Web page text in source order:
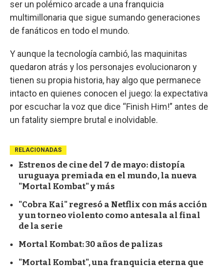
ser un polémico arcade a una franquicia
multimillonaria que sigue sumando generaciones
de fanáticos en todo el mundo.
Y aunque la tecnología cambió, las maquinitas
quedaron atrás y los personajes evolucionaron y
tienen su propia historia, hay algo que permanece
intacto en quienes conocen el juego: la expectativa
por escuchar la voz que dice “Finish Him!” antes de
un fatality siempre brutal e inolvidable.
RELACIONADAS
Estrenos de cine del 7 de mayo: distopía
uruguaya premiada en el mundo, la nueva
"Mortal Kombat" y más
"Cobra Kai" regresó a Netflix con más acción
y un torneo violento como antesala al final
de la serie
Mortal Kombat: 30 años de palizas
"Mortal Kombat", una franquicia eterna que